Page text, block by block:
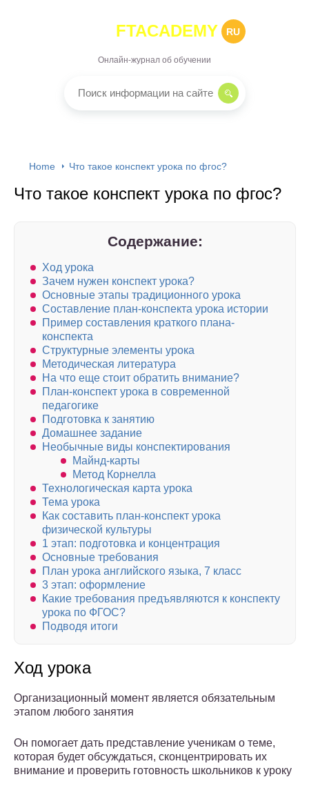
FTACADEMY RU
Онлайн-журнал об обучении
Home Что такое конспект урока по фгос?
Что такое конспект урока по фгос?
Содержание:
Ход урока
Зачем нужен конспект урока?
Основные этапы традиционного урока
Составление план-конспекта урока истории
Пример составления краткого плана-
конспекта
Структурные элементы урока
Методическая литература
На что еще стоит обратить внимание?
План-конспект урока в современной
педагогике
Подготовка к занятию
Домашнее задание
Необычные виды конспектирования
Майнд-карты
Метод Корнелла
Технологическая карта урока
Тема урока
Как составить план-конспект урока
физической культуры
1 этап: подготовка и концентрация
Основные требования
План урока английского языка, 7 класс
3 этап: оформление
Какие требования предъявляются к конспекту
урока по ФГОС?
Подводя итоги
Ход урока
Организационный момент является обязательным
этапом любого занятия
Он помогает дать представление ученикам о теме,
которая будет обсуждаться, сконцентрировать их
внимание и проверить готовность школьников к уроку